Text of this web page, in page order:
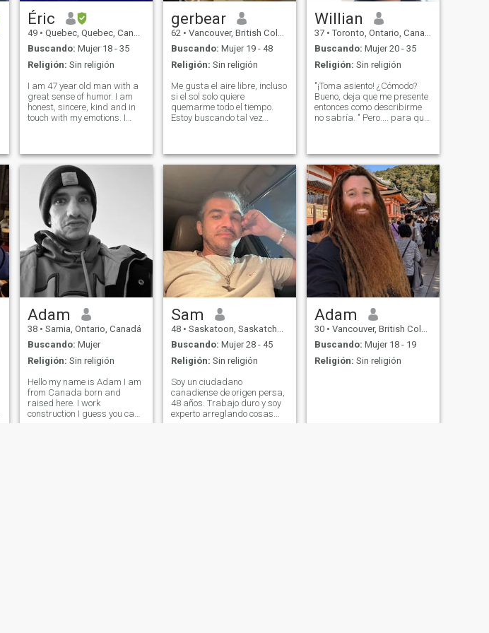
Éric
49 • Quebec, Quebec, Canadá
Buscando: Mujer 18 - 35
Religión: Sin religión
I am 47 year old man with a
great sense of humor. I am
honest, sincere, kind and in
touch with my emotions. I
an events production
company part time. I had
also work as a
gerbear
62 • Vancouver, British Columbia, Canadá
Buscando: Mujer 19 - 48
Religión: Sin religión
Me gusta el aire libre, incluso
si el sol solo quiere
quemarme todo el tiempo.
Estoy buscando tal vez
manualidades y venderlas
como lo he hecho durante
hornear y masajear son
cosas que también me
gustan. Escuchar música es
un gran problema para mí.
Lo siento, ya que no soy
miembro, no puedo
responder a sus cartas.\NSi
puede colarse una dirección
de correo electrónico,
entonces podemos hablar.
Willian
37 • Toronto, Ontario, Canadá
Buscando: Mujer 20 - 35
Religión: Sin religión
"¡Toma asiento! ¿Cómodo?
Bueno, deja que me presente
entonces como describirme
no sabría. " Pero.... para que
porque te quiero y de
quererte a no quererte llego y
de
Adam
38 • Sarnia, Ontario, Canadá
Buscando: Mujer
Religión: Sin religión
Hello my name is Adam I am
from Canada born and
raised here. I work
construction I guess you can
Sam
48 • Saskatoon, Saskatchewan, Canadá
Buscando: Mujer 28 - 45
Religión: Sin religión
Soy un ciudadano
canadiense de origen persa,
48 años. Trabajo duro y soy
experto arreglando cosas
Adam
30 • Vancouver, British Columbia, Canadá
Buscando: Mujer 18 - 19
Religión: Sin religión